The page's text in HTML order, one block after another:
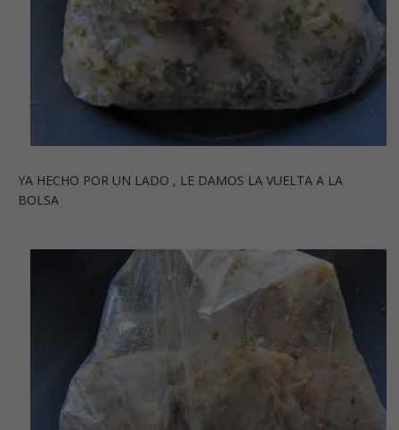
YA HECHO POR UN LADO , LE DAMOS LA VUELTA A LA
BOLSA